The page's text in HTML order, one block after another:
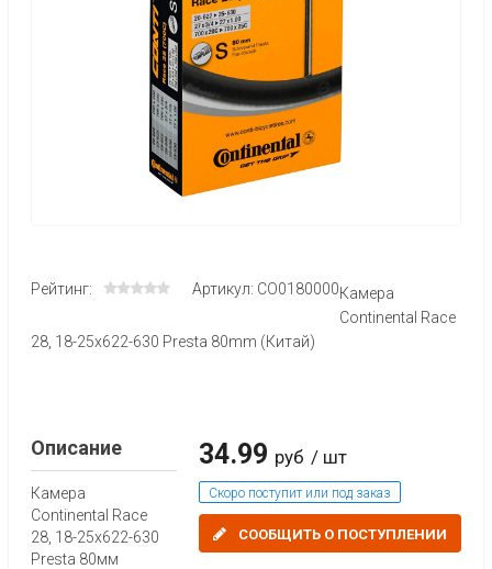
Рейтинг: Артикул: CO0180000Камера
Continental Race
28, 18-25x622-630 Presta 80mm (Китай)
34.99 руб / шт
Скоро поступит или под заказ
СООБЩИТЬ О ПОСТУПЛЕНИИ
Описание
Камера
Continental Race
28, 18-25x622-630
Presta 80мм